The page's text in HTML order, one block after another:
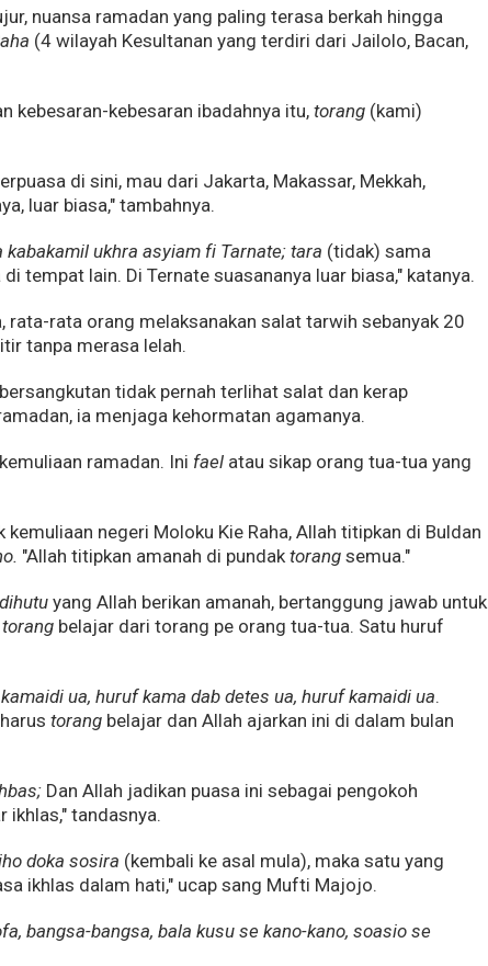
nuansa ramadan yang paling terasa berkah hingga
(4 wilayah Kesultanan yang terdiri dari Jailolo, Bacan,
kebesaran-kebesaran ibadahnya itu, torang (kami)
di sini, mau dari Jakarta, Makassar, Mekkah,
luar biasa," tambahnya.
kabakamil ukhra asyiam fi Tarnate; tara (tidak) sama
tempat lain. Di Ternate suasananya luar biasa," katanya.
rata orang melaksanakan salat tarwih sebanyak 20
tanpa merasa lelah.
tidak pernah terlihat salat dan kerap
ia menjaga kehormatan agamanya.
ramadan. Ini fael atau sikap orang tua-tua yang
kemuliaan negeri Moloku Kie Raha, Allah titipkan di Buldan
"Allah titipkan amanah di pundaktorang semua."
yang Allah berikan amanah, bertanggung jawab untuk
torang belajar dari torang pe orang tua-tua. Satu huruf
ua, huruf kama dab detes ua, huruf kamaidi ua.
harustorang belajar dan Allah ajarkan ini di dalam bulan
Dan Allah jadikan puasa ini sebagai pengokoh
ikhlas," tandasnya.
doka sosira (kembali ke asal mula), maka satu yang
ikhlas dalam hati," ucap sang Mufti Majojo.
bangsa-bangsa, bala kusu se kano-kano, soasio se